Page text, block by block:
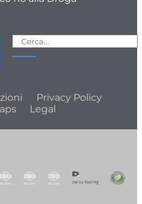
Privacy Policy
Legal